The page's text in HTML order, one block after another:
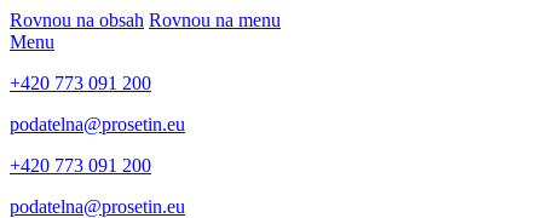
Rovnou na obsah Rovnou na menu
Menu
+420 773 091 200
podatelna@prosetin.eu
+420 773 091 200
podatelna@prosetin.eu